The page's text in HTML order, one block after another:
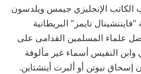
الكاتب الإنجليزي جيمس ويلدسون
تايمز” البريطانية
علماء المسلمين القدامى على
وابن النفيس أسماء غير مألوفة
إسحاق نيوتن أو ألبرت أينشتاين.